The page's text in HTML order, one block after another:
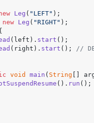
Leg ( "LEFT" );
new Leg ( "RIGHT" );
(left). start ();
(right). start ();
//
void main ( String []
(). run ();